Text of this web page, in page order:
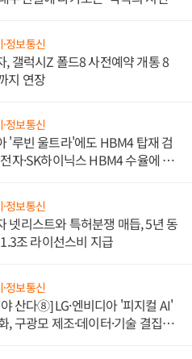
정보통신
, 갤럭시Z 폴드8 사전예약 개통 8
지 연장
정보통신
'루빈 울트라'에도 HBM4 탑재 검
자·SK하이닉스 HBM4 수율에 주
정보통신
넷리스트와 특허분쟁 매듭, 5년 동
조 라이선스비 지급
정보통신
산다⑧] LG·엔비디아 '피지컬 AI'
, 구광모 제조·데이터·기술 결집